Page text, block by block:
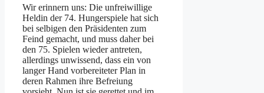
Wir erinnern uns: Die unfreiwillige
Heldin der 74. Hungerspiele hat sich
bei selbigen den Präsidenten zum
Feind gemacht, und muss daher bei
den 75. Spielen wieder antreten,
allerdings unwissend, dass ein von
langer Hand vorbereiteter Plan in
deren Rahmen ihre Befreiung